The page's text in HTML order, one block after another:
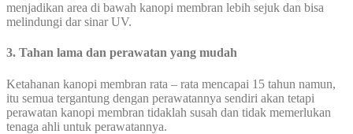
menjadikan area di bawah kanopi membran lebih sejuk dan bisa
melindungi dar sinar UV.
3. Tahan lama dan perawatan yang mudah
Ketahanan kanopi membran rata – rata mencapai 15 tahun namun,
itu semua tergantung dengan perawatannya sendiri akan tetapi
perawatan kanopi membran tidaklah susah dan tidak memerlukan
tenaga ahli untuk perawatannya.